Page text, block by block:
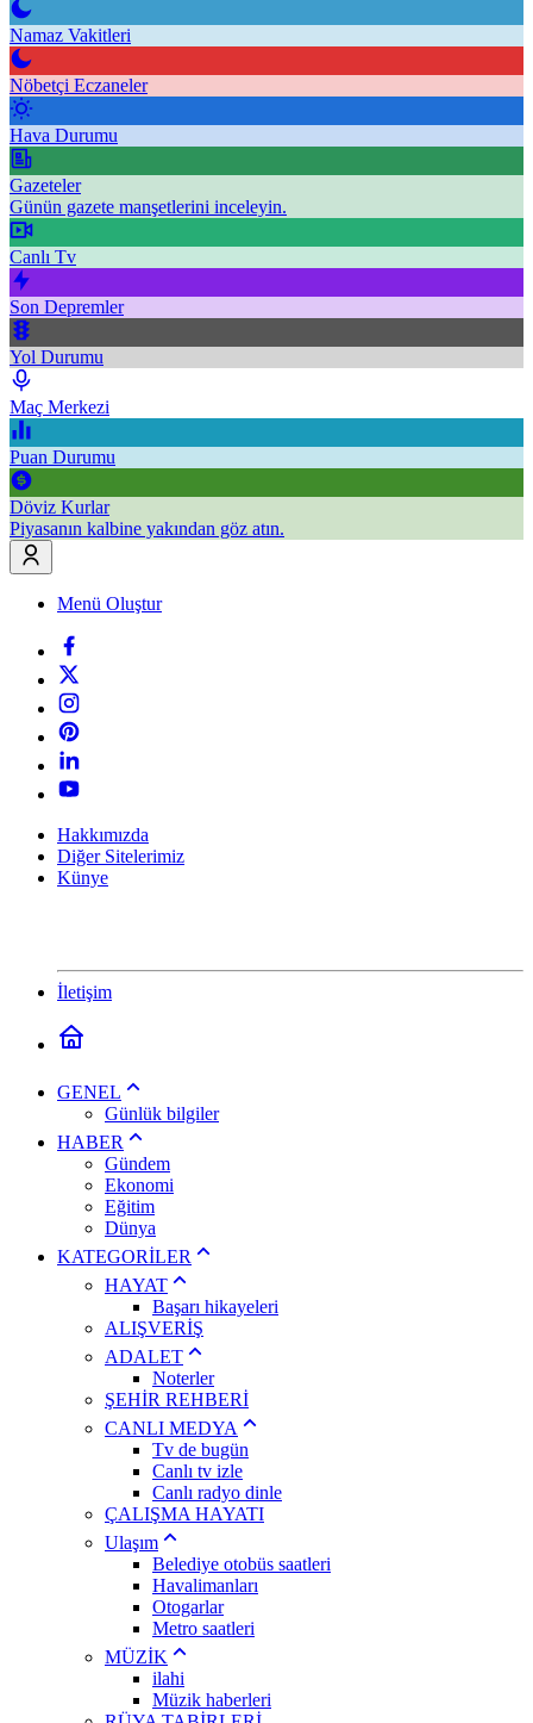
Namaz Vakitleri
Nöbetçi Eczaneler
Hava Durumu
Gazeteler
Günün gazete manşetlerini inceleyin.
Canlı Tv
Son Depremler
Yol Durumu
Maç Merkezi
Puan Durumu
Döviz Kurlar
Piyasanın kalbine yakından göz atın.
Menü Oluştur
Hakkımızda
Diğer Sitelerimiz
Künye
İletişim
GENEL
Günlük bilgiler
HABER
Gündem
Ekonomi
Eğitim
Dünya
KATEGORİLER
HAYAT
Başarı hikayeleri
ALIŞVERİŞ
ADALET
Noterler
ŞEHİR REHBERİ
CANLI MEDYA
Tv de bugün
Canlı tv izle
Canlı radyo dinle
ÇALIŞMA HAYATI
Ulaşım
Belediye otobüs saatleri
Havalimanları
Otogarlar
Metro saatleri
MÜZİK
ilahi
Müzik haberleri